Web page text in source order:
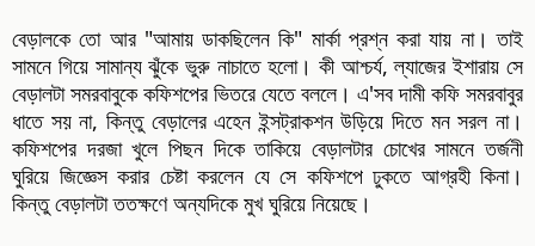
বেড়ালকে তো আর "আমায় ডাকছিলেন কি" মার্কা প্রশ্ন করা যায় না। তাই
সামনে গিয়ে সামান্য ঝুঁকে ভুরু নাচাতে হলো। কী আশ্চর্য, ল্যাজের ইশারায় সে
বেড়ালটা সমরবাবুকে কফিশপের ভিতরে যেতে বললে। এ'সব দামী কফি সমরবাবুর
ধাতে সয় না, কিন্তু বেড়ালের এহেন ইন্সট্রাকশন উড়িয়ে দিতে মন সরল না।
কফিশপের দরজা খুলে পিছন দিকে তাকিয়ে বেড়ালটার চোখের সামনে তর্জনী
ঘুরিয়ে জিজ্ঞেস করার চেষ্টা করলেন যে সে কফিশপে ঢুকতে আগ্রহী কিনা।
কিন্তু বেড়ালটা ততক্ষণে অন্যদিকে মুখ ঘুরিয়ে নিয়েছে।